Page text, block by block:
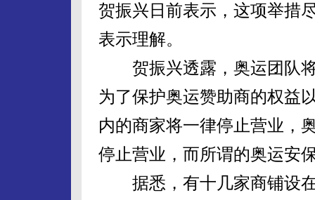
贺振兴日前表示，这项举措
表示理解。
贺振兴透露，奥运团队将
为了保护奥运赞助商的权益
内的商家将一律停止营业，
停止营业，而所谓的奥运安
据悉，有十几家商铺设在